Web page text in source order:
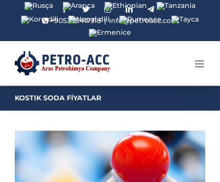
FacebookTwitter InstagramLinkedinTelegram
+905366417318 | info@petroacc.com
KOSTIK SODA FİYATLAR
Larger